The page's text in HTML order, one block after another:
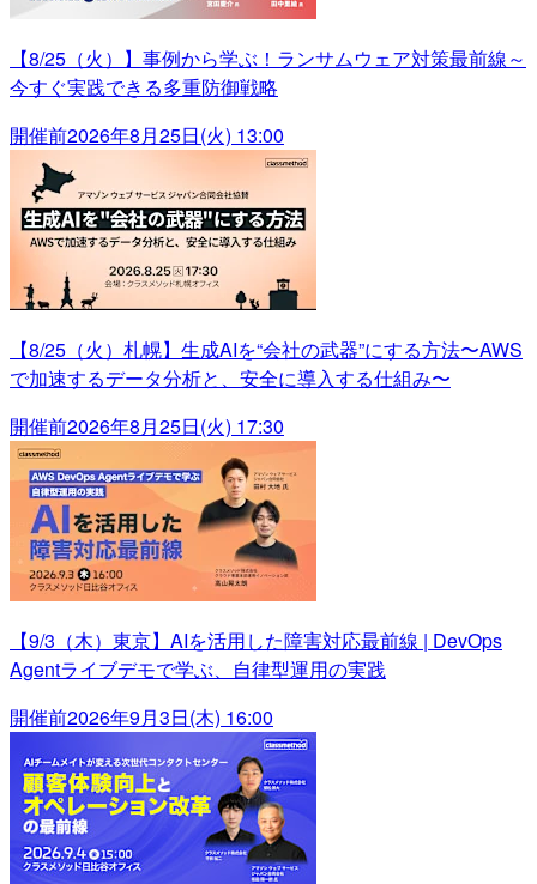
【8/25（火）】事例から学ぶ！ランサムウェア対策最前線～
今すぐ実践できる多重防御戦略
開催前2026年8月25日(火) 13:00
【8/25（火）札幌】生成AIを“会社の武器”にする方法〜AWS
で加速するデータ分析と、安全に導入する仕組み〜
開催前2026年8月25日(火) 17:30
【9/3（木）東京】AIを活用した障害対応最前線 | DevOps
Agentライブデモで学ぶ、自律型運用の実践
開催前2026年9月3日(木) 16:00